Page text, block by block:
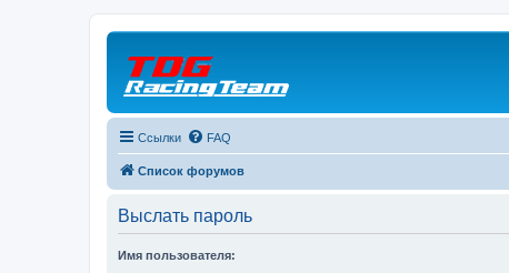
Ссылки FAQ
Список форумов
Выслать пароль
Имя пользователя: